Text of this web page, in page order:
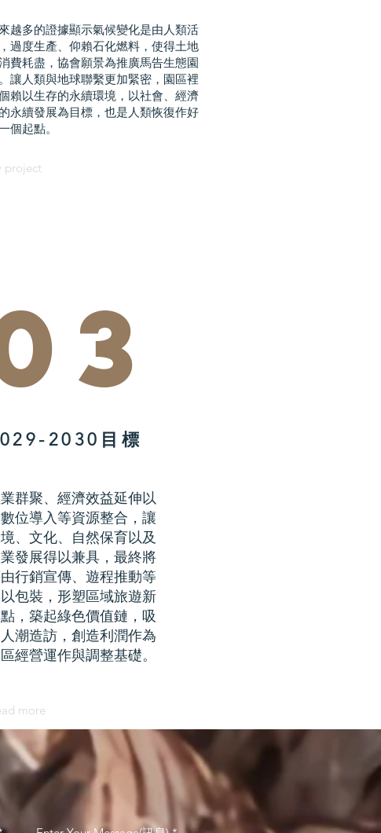
越多的證據顯示氣候變化是由人類活
過度生產、仰賴石化燃料，使得土地
費耗盡，協會願景為推廣馬告生態園
讓人類與地球聯繫更加緊密，園區裡
賴以生存的永續環境，以社會、經濟
永續發展為目標，也是人類恢復作好
個起點。
project
2030目標
群聚、經濟效益延伸以
位導入等資源整合，讓
、文化、自然保育以及
發展得以兼具，最終將
行銷宣傳、遊程推動等
包裝，形塑區域旅遊新
，築起綠色價值鏈，吸
潮造訪，創造利潤作為
經營運作與調整基礎。
more